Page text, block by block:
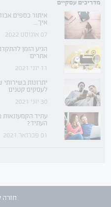
מדריכים עסקיים
איתור כספים
איך...
07 אוגוסט 2022
הגיע הזמן
אתרים
11 יוני 2021
לעסקים קטנים
30 יוני 2021
עתיד הקמעונאות
העתיד?
01 פברואר 2021
חזרה